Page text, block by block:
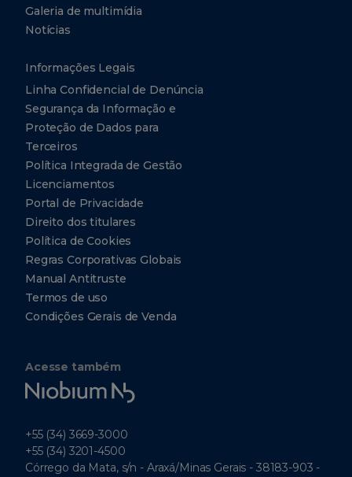
Galeria de multimídia
Notícias
Informações Legais
Linha Confidencial de Denúncia
Segurança da Informação e
Proteção de Dados para
Terceiros
Política Integrada de Gestão
Licenciamentos
Portal de Privacidade
Direito dos titulares
Política de Cookies
Regras Corporativas Globais
Manual Antitruste
Termos de uso
Condições Gerais de Venda
Acesse também
Niobium
Tech
+55 (34) 3669-3000
+55 (34) 3201-4500
Córrego da Mata, s/n - Araxá/Minas Gerais - 38183-903 -